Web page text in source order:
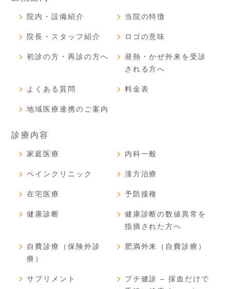
院内・設備紹介 当院の特徴
院長・スタッフ紹介 ロゴの意味
初診の方・再診の方へ
発熱・かぜ外来を受診
される方へ
よくある質問 料金表
地域医療連携のご案内
診療内容
家庭医療 内科一般
ペインクリニック 漢方治療
在宅医療 予防接種
健康診断
健康診断の数値異常を
指摘された方へ
自費診療（保険外診
療）
肥満外来（自費診療）
サプリメント
プチ健診 – 採血だけで